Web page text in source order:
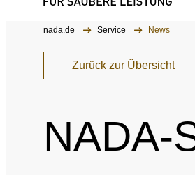
Zum Inhalt springen
Sie sind hier:
nada.de Service News
Zurück zur Übersicht
NADA-